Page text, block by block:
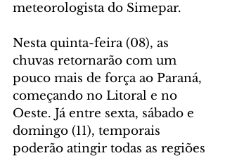
meteorologista do Simepar.
Nesta quinta-feira (08), as
chuvas retornarão com um
pouco mais de força ao Paraná,
começando no Litoral e no
Oeste. Já entre sexta, sábado e
domingo (11), temporais
poderão atingir todas as regiões